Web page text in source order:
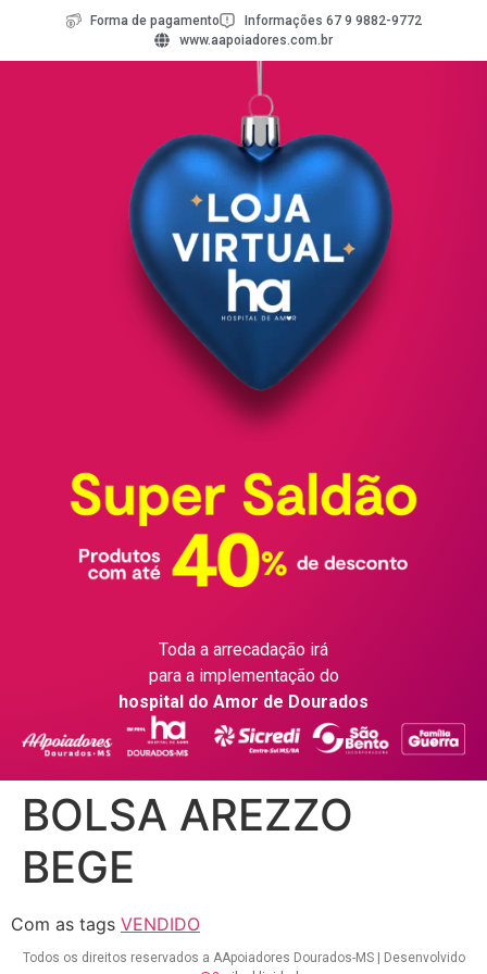
Forma de pagamento
Informações 67 9 9882-9772
www.aapoiadores.com.br
Toda a arrecadação irá
para a implementação do
hospital do Amor de Dourados
BOLSA AREZZO
BEGE
Com as tags VENDIDO
Todos os direitos reservados a AApoiadores Dourados-MS | Desenvolvido